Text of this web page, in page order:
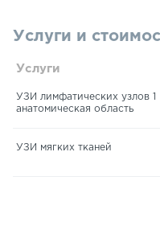
Услуги и
Услуги
УЗИ лимфатических узлов 1
анатомическая область
УЗИ мягких тканей